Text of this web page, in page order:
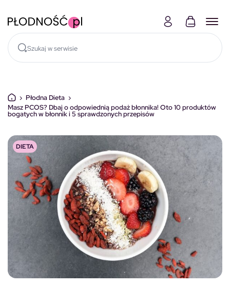
› Płodna Dieta ›
Masz PCOS? Dbaj o odpowiednią podaż błonnika! Oto 10 produktów
bogatych w błonnik i 5 sprawdzonych przepisów
DIETA